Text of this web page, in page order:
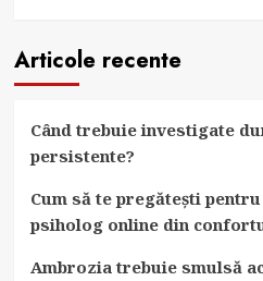
Articole recente
Când trebuie investigate
persistente?
Cum să te pregătești
psiholog online din
Ambrozia trebuie smulsă